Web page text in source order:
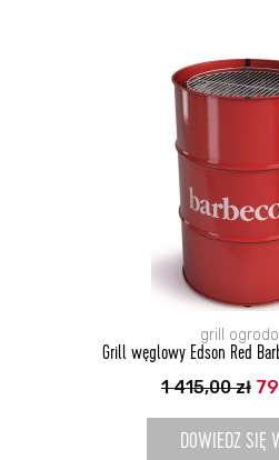
grill
Grill węglowy Edson Red
1 415,00zł
1
DOWIEDZ SIĘ